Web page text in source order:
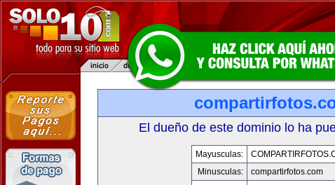
El dueño de este dominio lo ha
Mayusculas:
Minusculas:
compartirfotos.com